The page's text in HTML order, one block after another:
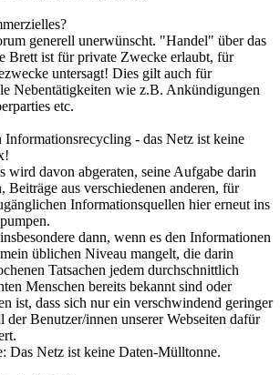
generell unerwünscht. "Handel" über das
Brett ist für private Zwecke erlaubt, für
untersagt! Dies gilt auch für
Nebentätigkeiten wie z.B. Ankündigungen
etc.
Informationsrecycling - das Netz ist keine
wird davon abgeraten, seine Aufgabe darin
Beiträge aus verschiedenen anderen, für
Informationsquellen hier erneut ins
dann, wenn es den Informationen
üblichen Niveau mangelt, die darin
Tatsachen jedem durchschnittlich
Menschen bereits bekannt sind oder
ist, dass sich nur ein verschwindend geringer
der Benutzer/innen unserer Webseiten dafür
Das Netz ist keine Daten-Mülltonne.